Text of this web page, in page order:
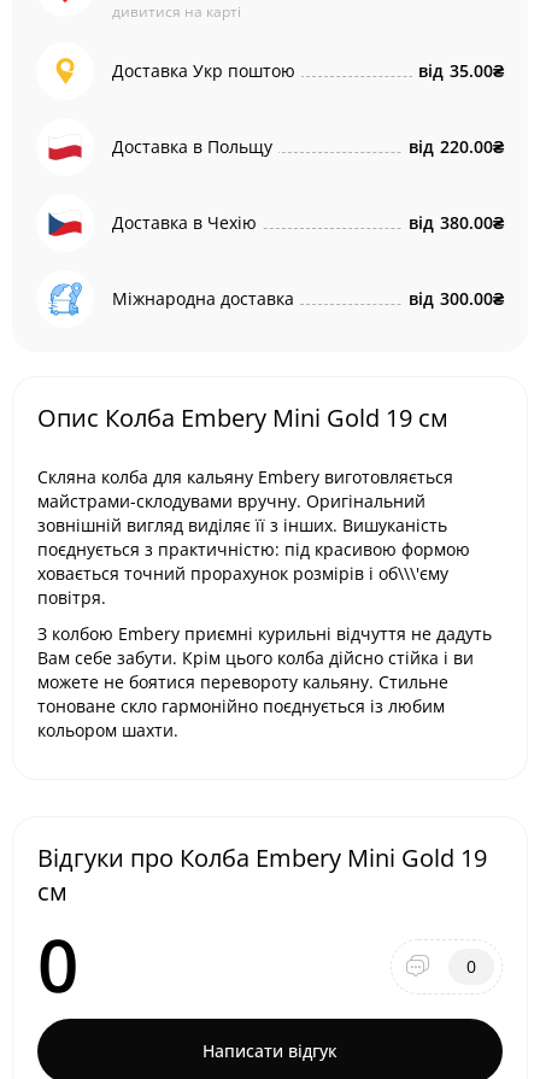
дивитися на карті
Доставка Укр поштою від 35.00₴
Доставка в Польщу від 220.00₴
Доставка в Чехію від 380.00₴
Міжнародна доставка від 300.00₴
Опис Колба Embery Mini Gold 19 см
Скляна колба для кальяну Embery виготовляється
майстрами-склодувами вручну. Оригінальний
зовнішній вигляд виділяє її з інших. Вишуканість
поєднується з практичністю: під красивою формою
ховається точний прорахунок розмірів і об\\\'єму
повітря.
З колбою Embery приємні курильні відчуття не дадуть
Вам себе забути. Крім цього колба дійсно стійка і ви
можете не боятися перевороту кальяну. Стильне
тоноване скло гармонійно поєднується із любим
кольором шахти.
Відгуки про Колба Embery Mini Gold 19
см
0 0
Написати відгук